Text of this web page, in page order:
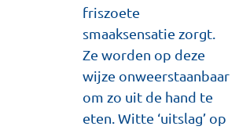
friszoete
smaaksensatie zorgt.
Ze worden op deze
wijze onweerstaanbaar
om zo uit de hand te
eten. Witte ‘uitslag’ op